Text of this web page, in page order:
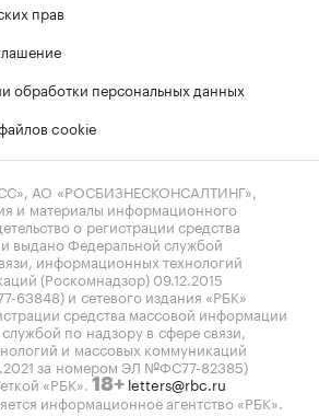
прав
обработки персональных данных
cookie
АО «РОСБИЗНЕСКОНСАЛТИНГ»,
и материалы информационного
о регистрации средства
выдано Федеральной службой
информационных технологий
(Роскомнадзор) 09.12.2015
и сетевого издания «РБК»
средства массовой информации
по надзору в сфере связи,
и массовых коммуникаций
за номером ЭЛ №ФС77-82385)
«РБК». 18+ letters@rbc.ru
информационное агентство «РБК».